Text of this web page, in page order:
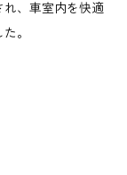
れ、車室内を快適
。